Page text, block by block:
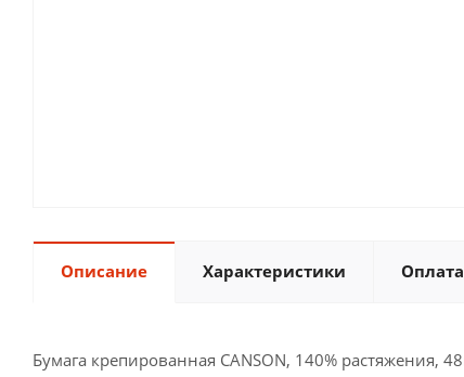
Описание Характеристики Оплата
Бумага крепированная CANSON, 140%